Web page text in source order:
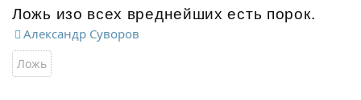
Ложь изо всех вреднейших есть порок.
Александр Суворов
Ложь